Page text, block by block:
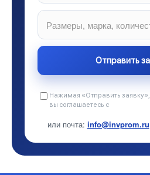
Нажимая «Отправить заявку»,
вы соглашаетесь с
или почта: info@invprom.ru